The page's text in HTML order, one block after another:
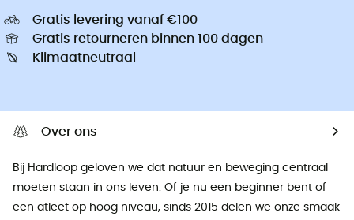
Gratis levering vanaf €100
Gratis retourneren binnen 100 dagen
Klimaatneutraal
Over ons
Bij Hardloop geloven we dat natuur en beweging centraal
moeten staan ​​in ons leven. Of je nu een beginner bent of
een atleet op hoog niveau, sinds 2015 delen we onze smaak